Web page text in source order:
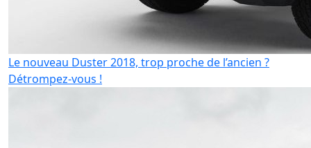
Le nouveau Duster 2018, trop proche de l’ancien ?
Détrompez-vous !